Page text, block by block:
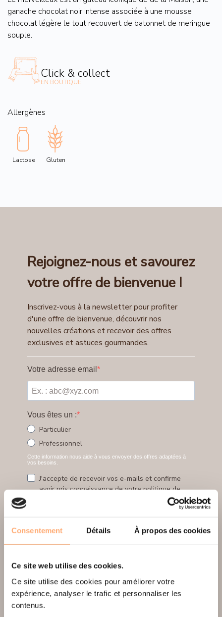
Consentement Détails À propos des cookies
Ce site web utilise des cookies.
Ce site utilise des cookies pour améliorer votre
expérience, analyser le trafic et personnaliser les
contenus.
ganache chocolat noir intense associée à une mousse
chocolat légère le tout recouvert de batonnet de meringue
souple.
Click & collect
EN BOUTIQUE
Allergènes
Lactose Gluten